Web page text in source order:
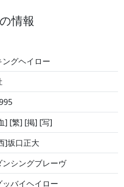
情報
ングヘイロー
] [繁] [掲] [写]
]坂口正大
ンシングブレーヴ
ッバイヘイロー